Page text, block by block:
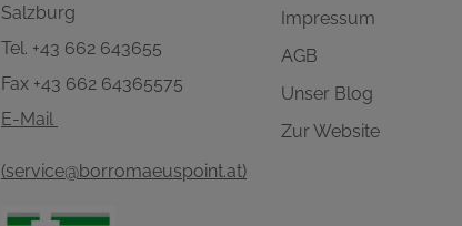
Salzburg
Tel. +43 662 643655
Fax +43 662 64365575
E-Mail
(service@borromaeuspoint.at)
Impressum
AGB
Unser Blog
Zur Website